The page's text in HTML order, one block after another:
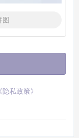
图
《隐私政策》